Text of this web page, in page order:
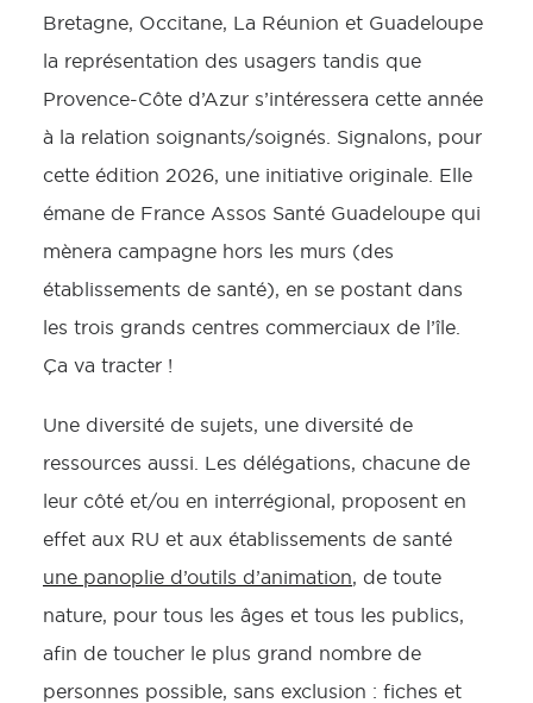
Bretagne, Occitane, La Réunion et Guadeloupe
la représentation des usagers tandis que
Provence-Côte d’Azur s’intéressera cette année
à la relation soignants/soignés. Signalons, pour
cette édition 2026, une initiative originale. Elle
émane de France Assos Santé Guadeloupe qui
mènera campagne hors les murs (des
établissements de santé), en se postant dans
les trois grands centres commerciaux de l’île.
Ça va tracter !
Une diversité de sujets, une diversité de
ressources aussi. Les délégations, chacune de
leur côté et/ou en interrégional, proposent en
effet aux RU et aux établissements de santé
une panoplie d’outils d’animation, de toute
nature, pour tous les âges et tous les publics,
afin de toucher le plus grand nombre de
personnes possible, sans exclusion : fiches et